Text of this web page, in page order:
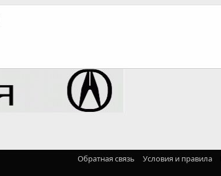
Обратная связь Условия и правила